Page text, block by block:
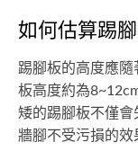
如何估算踢
踢腳板的高度應
板高度約為
矮的踢腳板不僅
牆腳不受污損的效